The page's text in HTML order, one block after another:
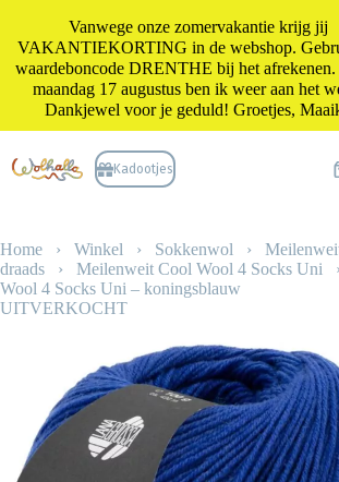
naar
de
Kadootjes
Home › Winkel › Sokkenwol ›
draads › Meilenweit Cool Wool 4 Socks Uni
Wool 4 Socks Uni – koningsblauw
UITVERKOCHT
Vanwege onze zomervakantie krijg jij
VAKANTIEKORTING in de webshop.
waardeboncode DRENTHE bij het afrekenen.
maandag 17 augustus ben ik weer aan het
Dankjewel voor je geduld! Groetjes,